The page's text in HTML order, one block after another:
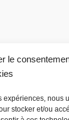
le
expériences, nous
stocker et/ou